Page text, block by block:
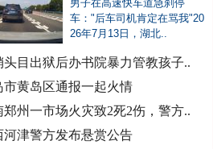
中国廉政
中国律师
雄关漫道展新颜
男子在高速快车道急刹停
车："后车司机肯定在骂我"20
26年7月13日，湖北..
头目出狱后办书院暴力管教孩子..
市黄岛区通报一起火情
郑州一市场火灾致2死2伤，警方..
河津警方发布悬赏公告